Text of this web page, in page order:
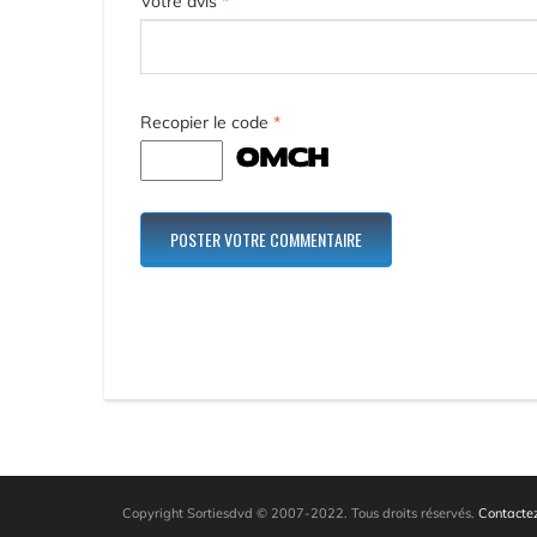
Recopier le code *
Copyright Sortiesdvd © 2007-2022. Tous droits réservés.